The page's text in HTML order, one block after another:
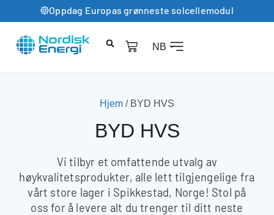
Oppdag Europas grønneste solcellemodul
NB
Hjem / BYD HVS
BYD HVS
Vi tilbyr et omfattende utvalg av
høykvalitetsprodukter, alle lett tilgjengelige fra
vårt store lager i Spikkestad, Norge! Stol på
oss for å levere alt du trenger til ditt neste